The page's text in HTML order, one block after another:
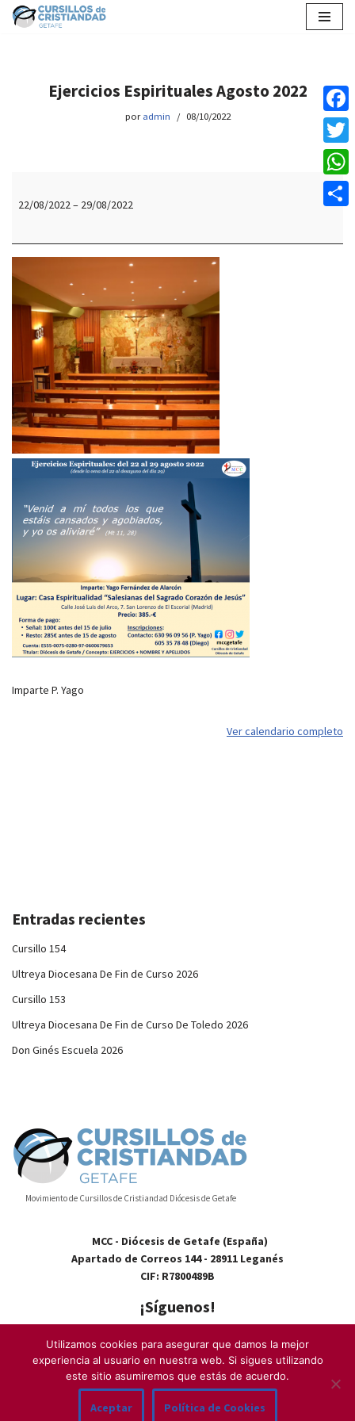
Ejercicios Espirituales Agosto 2022
por admin 08/10/2022
22/08/2022– 29/08/2022
Imparte P. Yago
Ver calendario completo
Entradas recientes
Cursillo 154
Ultreya Diocesana De Fin de Curso 2026
Cursillo 153
Ultreya Diocesana De Fin de Curso De Toledo 2026
Don Ginés Escuela 2026
Movimiento de Cursillos de Cristiandad Diócesis de Getafe
MCC - Diócesis de Getafe (España)
Apartado de Correos 144 - 28911 Leganés
CIF: R7800489B
¡Síguenos!
Quiénes somos –Aviso Legal–Cookies–
Privacidad
Utilizamos cookies para asegurar que damos la mejor
experiencia al usuario en nuestra web. Si sigues utilizando
este sitio asumiremos que estás de acuerdo.
Aceptar Política de Cookies